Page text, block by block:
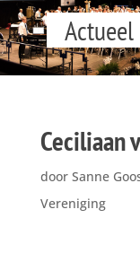
Actueel
Ceciliaan
door Sanne
Vereniging